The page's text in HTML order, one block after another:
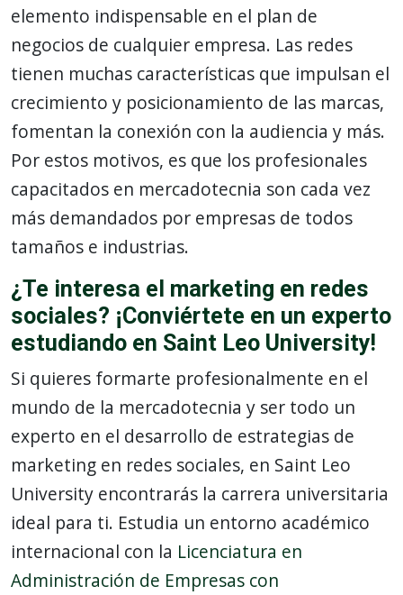
elemento indispensable en el plan de
negocios de cualquier empresa. Las redes
tienen muchas características que impulsan el
crecimiento y posicionamiento de las marcas,
fomentan la conexión con la audiencia y más.
Por estos motivos, es que los profesionales
capacitados en mercadotecnia son cada vez
más demandados por empresas de todos
tamaños e industrias.
¿Te interesa el marketing en redes
sociales? ¡Conviértete en un experto
estudiando en Saint Leo University!
Si quieres formarte profesionalmente en el
mundo de la mercadotecnia y ser todo un
experto en el desarrollo de estrategias de
marketing en redes sociales, en Saint Leo
University encontrarás la carrera universitaria
ideal para ti. Estudia un entorno académico
internacional con la Licenciatura en
Administración de Empresas con